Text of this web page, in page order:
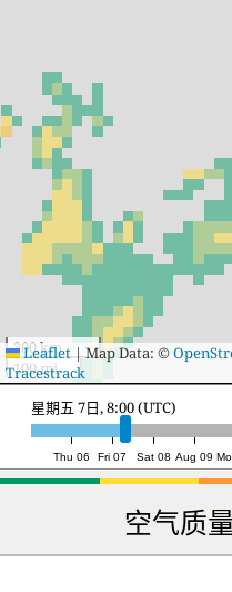
200 km
100 mi
Leaflet|Map Data: ©
Tracestrack
Thu 06 Fri 07 Sat 08 Aug 09
星期六 8日, 4:00 (UTC)
空气质